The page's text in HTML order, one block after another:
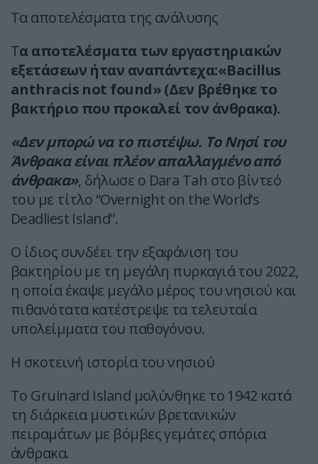
Τα αποτελέσματα της ανάλυσης
Τα αποτελέσματα των εργαστηριακών
εξετάσεων ήταν αναπάντεχα:«Bacillus
anthracis not found» (Δεν βρέθηκε το
βακτήριο που προκαλεί τον άνθρακα).
«Δεν μπορώ να το πιστέψω. Το Νησί του
Άνθρακα είναι πλέον απαλλαγμένο από
άνθρακα», δήλωσε ο Dara Tah στο βίντεό
του με τίτλο “Overnight on the World’s
Deadliest Island”.
Ο ίδιος συνδέει την εξαφάνιση του
βακτηρίου με τη μεγάλη πυρκαγιά του 2022,
η οποία έκαψε μεγάλο μέρος του νησιού και
πιθανότατα κατέστρεψε τα τελευταία
υπολείμματα του παθογόνου.
Η σκοτεινή ιστορία του νησιού
Το Gruinard Island μολύνθηκε το 1942 κατά
τη διάρκεια μυστικών βρετανικών
πειραμάτων με βόμβες γεμάτες σπόρια
άνθρακα.